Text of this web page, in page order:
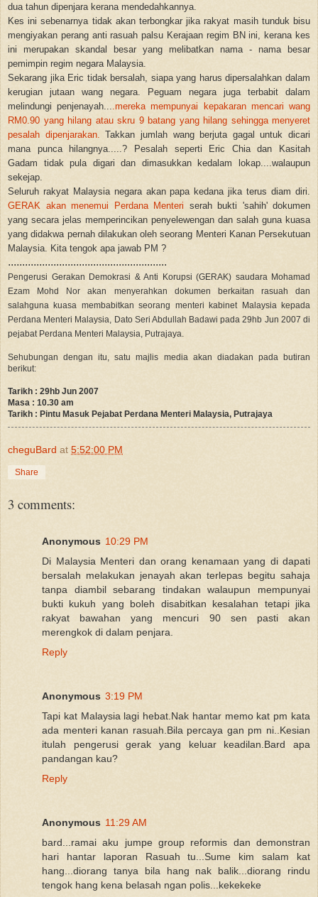
dua tahun dipenjara kerana mendedahkannya.
Kes ini sebenarnya tidak akan terbongkar jika rakyat masih tunduk bisu
mengiyakan perang anti rasuah palsu Kerajaan regim BN ini, kerana kes
ini merupakan skandal besar yang melibatkan nama - nama besar
pemimpin regim negara Malaysia.
Sekarang jika Eric tidak bersalah, siapa yang harus dipersalahkan dalam
kerugian jutaan wang negara. Peguam negara juga terbabit dalam
melindungi penjenayah...
.mereka mempunyai kepakaran mencari wang
RM0.90 yang hilang atau skru 9 batang yang hilang sehingga menyeret
pesalah dipenjarakan.
Takkan jumlah wang berjuta gagal untuk dicari
mana punca hilangnya.....? Pesalah seperti Eric Chia dan Kasitah
Gadam tidak pula digari dan dimasukkan kedalam lokap....walaupun
sekejap.
Seluruh rakyat Malaysia negara akan papa kedana jika terus diam diri.
GERAK akan menemui Perdana Menteri serah bukti 'sahih' dokumen
yang secara jelas memperincikan penyelewengan dan salah guna kuasa
yang didakwa pernah dilakukan oleh seorang Menteri Kanan Persekutuan
Malaysia. Kita tengok apa jawab PM ?
........................................................
Pengerusi Gerakan Demokrasi & Anti Korupsi (GERAK) saudara Mohamad
Ezam Mohd Nor akan menyerahkan dokumen berkaitan rasuah dan
salahguna kuasa membabitkan seorang menteri kabinet Malaysia kepada
Perdana Menteri Malaysia, Dato Seri Abdullah Badawi pada 29hb Jun 2007 di
pejabat Perdana Menteri Malaysia, Putrajaya.
Sehubungan dengan itu, satu majlis media akan diadakan pada butiran
berikut:
Tarikh : 29hb Jun 2007
Masa : 10.30 am
Tarikh : Pintu Masuk Pejabat Perdana Menteri Malaysia, Putrajaya
cheguBard at 5:52:00 PM
Share
3 comments:
Anonymous 10:29 PM
Di Malaysia Menteri dan orang kenamaan yang di dapati
bersalah melakukan jenayah akan terlepas begitu sahaja
tanpa diambil sebarang tindakan walaupun mempunyai
bukti kukuh yang boleh disabitkan kesalahan tetapi jika
rakyat bawahan yang mencuri 90 sen pasti akan
merengkok di dalam penjara.
Reply
Anonymous 3:19 PM
Tapi kat Malaysia lagi hebat.Nak hantar memo kat pm kata
ada menteri kanan rasuah.Bila percaya gan pm ni..Kesian
itulah pengerusi gerak yang keluar keadilan.Bard apa
pandangan kau?
Reply
Anonymous 11:29 AM
bard...ramai aku jumpe group reformis dan demonstran
hari hantar laporan Rasuah tu...Sume kim salam kat
hang...diorang tanya bila hang nak balik...diorang rindu
tengok hang kena belasah ngan polis...kekekeke